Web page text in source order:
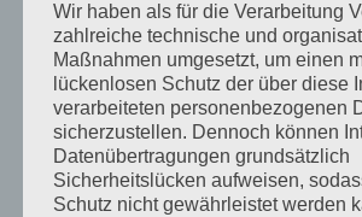
Kultur des Vertrauens
Mitarbeiter
Mitarbeiterführung lernen
offenes
Organisation
Resilienz Seminar
Ressourcen
Selbstcoaching
Selbstmanagement
Seminare
Wir haben als für die Verarbeitung
zahlreiche technische und
Maßnahmen umgesetzt, um einen
lückenlosen Schutz der über diese
verarbeiteten personenbezogenen
sicherzustellen. Dennoch können
Datenübertragungen grundsätzlich
Sicherheitslücken aufweisen,
Schutz nicht gewährleistet werden